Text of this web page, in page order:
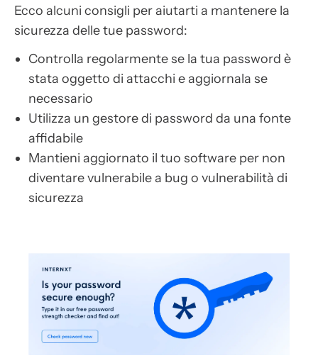
Ecco alcuni consigli per aiutarti a mantenere la
sicurezza delle tue password:
Controlla regolarmente se la tua password è
stata oggetto di attacchi e aggiornala se
necessario
Utilizza un gestore di password da una fonte
affidabile
Mantieni aggiornato il tuo software per non
diventare vulnerabile a bug o vulnerabilità di
sicurezza